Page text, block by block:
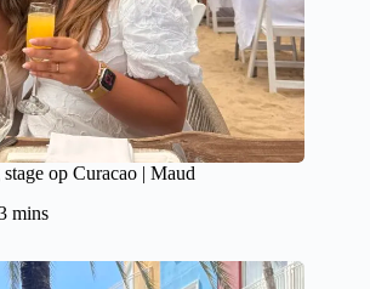
op Curacao | Maud
mins